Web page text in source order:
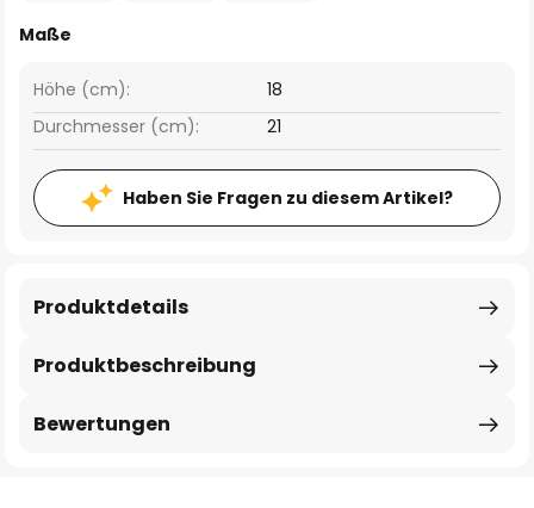
Maße
Höhe (cm):
18
Durchmesser (cm):
21
Haben Sie Fragen zu diesem Artikel?
Produktbeschreibung
Produktdetails
Bewertungen